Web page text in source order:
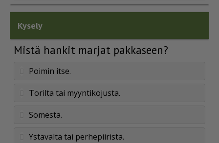
Kysely
Mistä hankit marjat pakkaseen?
Poimin itse.
Torilta tai myyntikojusta.
Somesta.
Ystävältä tai perhepiiristä.